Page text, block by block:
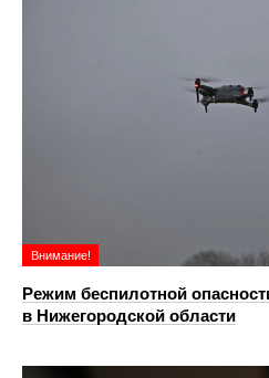
Внимание!
Режим беспилотной
в Нижегородской области